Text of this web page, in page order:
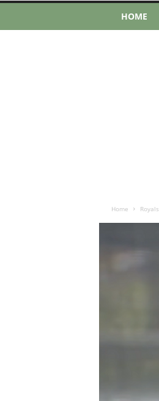
HOME
Home Royals